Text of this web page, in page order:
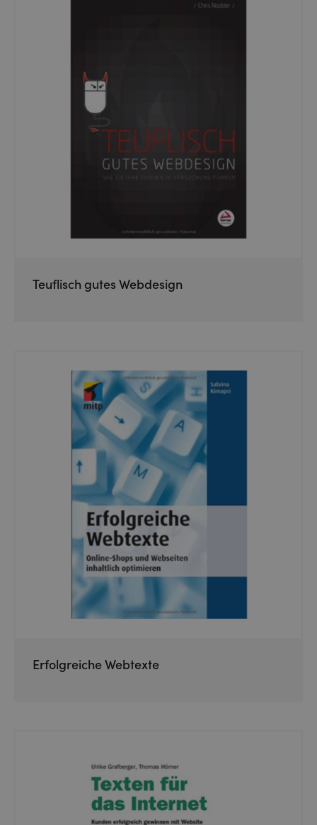
Teuflisch gutes Webdesign
Erfolgreiche Webtexte